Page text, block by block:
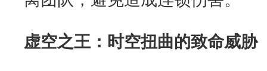
虚空之王：时空扭曲的致命威胁